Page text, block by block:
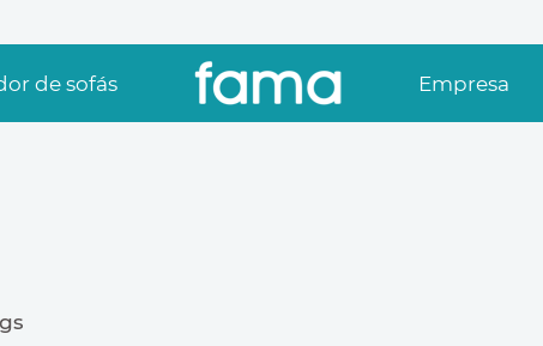
de sofás Empresa